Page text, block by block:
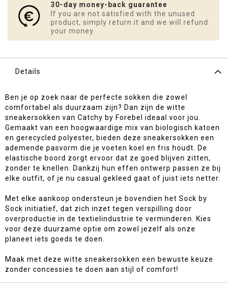
30-day money-back guarantee
If you are not satisfied with the unused
product, simply return it and we will refund
your money.
Details
Ben je op zoek naar de perfecte sokken die zowel
comfortabel als duurzaam zijn? Dan zijn de witte
sneakersokken van Catchy by Forebel ideaal voor jou.
Gemaakt van een hoogwaardige mix van biologisch katoen
en gerecycled polyester, bieden deze sneakersokken een
ademende pasvorm die je voeten koel en fris houdt. De
elastische boord zorgt ervoor dat ze goed blijven zitten,
zonder te knellen. Dankzij hun effen ontwerp passen ze bij
elke outfit, of je nu casual gekleed gaat of juist iets netter.
Met elke aankoop ondersteun je bovendien het Sock by
Sock initiatief, dat zich inzet tegen verspilling door
overproductie in de textielindustrie te verminderen. Kies
voor deze duurzame optie om zowel jezelf als onze
planeet iets goeds te doen.
Maak met deze witte sneakersokken een bewuste keuze
zonder concessies te doen aan stijl of comfort!